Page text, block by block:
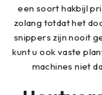
een soort hakbijl
zolang totdat het
snippers zijn nooit
kunt u ook vaste
machines niet